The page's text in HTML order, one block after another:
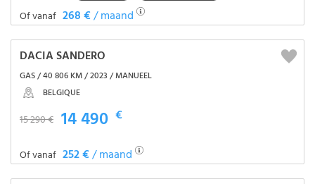
Of vanaf 268 €/ maand
DACIA SANDERO
GAS / 40 806 KM / 2023 / MANUEEL
BELGIQUE
15 290 € 14 490 €
Of vanaf 252 €/ maand